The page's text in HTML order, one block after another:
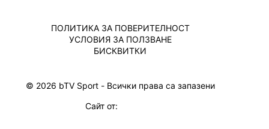
© 2026 bTV Sport - Всички права са запазени
ПОЛИТИКА ЗА ПОВЕРИТЕЛНОСТ
УСЛОВИЯ ЗА ПОЛЗВАНЕ
БИСКВИТКИ
Сайт от: